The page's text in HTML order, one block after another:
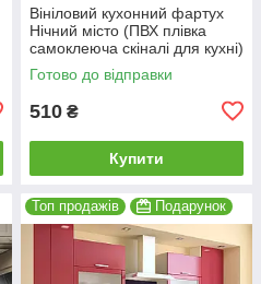
Вініловий кухонний фартух
Нічний місто (ПВХ плівка
самоклеюча скіналі для кухні)
600*2000 мм
Готово до відправки
510 ₴
Купити
Топ продажів Подарунок